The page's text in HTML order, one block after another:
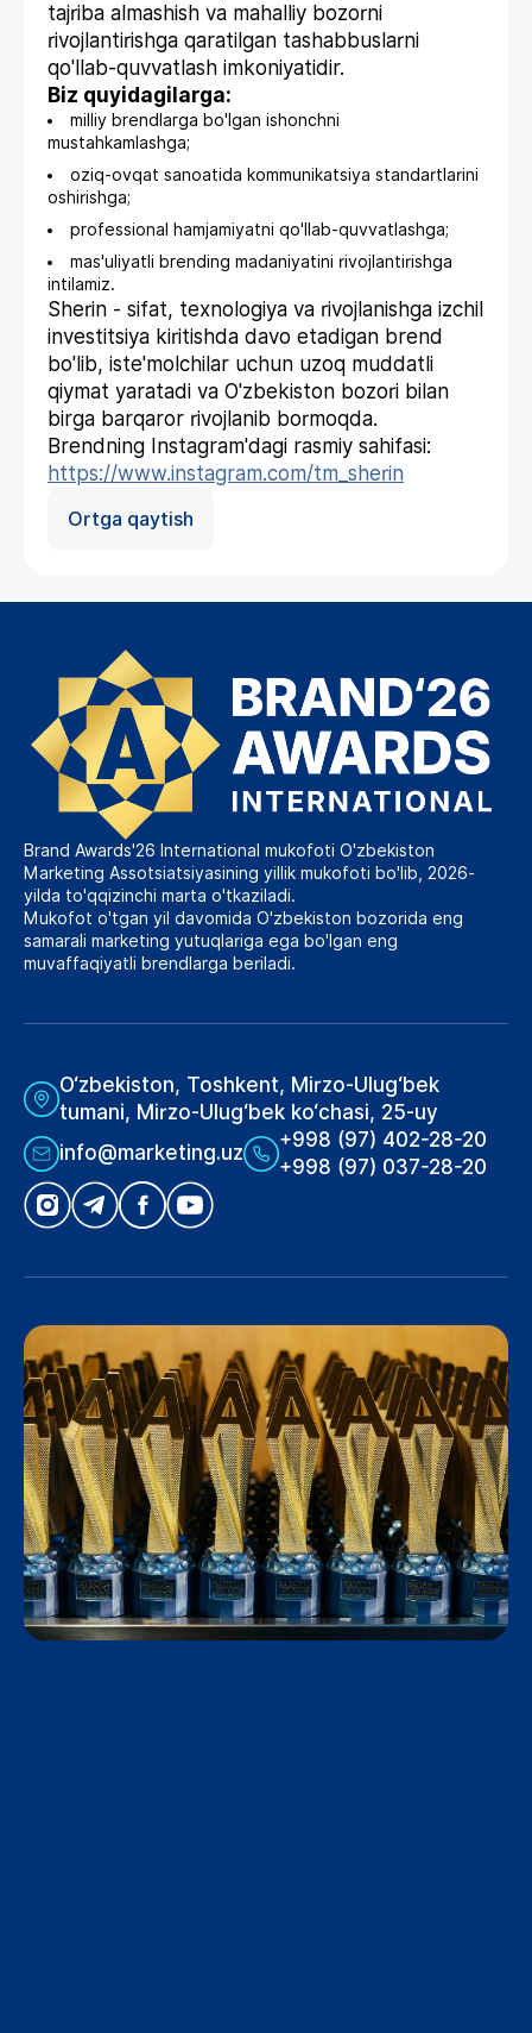
tajriba almashish va mahalliy bozorni
rivojlantirishga qaratilgan tashabbuslarni
qo'llab-quvvatlash imkoniyatidir.
Biz quyidagilarga:
milliy brendlarga bo'lgan ishonchni
mustahkamlashga;
oziq-ovqat sanoatida kommunikatsiya standartlarini
oshirishga;
professional hamjamiyatni qo'llab-quvvatlashga;
mas'uliyatli brending madaniyatini rivojlantirishga
intilamiz.
Sherin - sifat, texnologiya va rivojlanishga izchil
investitsiya kiritishda davo etadigan brend
bo'lib, iste'molchilar uchun uzoq muddatli
qiymat yaratadi va O'zbekiston bozori bilan
birga barqaror rivojlanib bormoqda.
Brendning Instagram'dagi rasmiy sahifasi:
https://www.instagram.com/tm_sherin
Ortga qaytish
Brand Awards'26 International mukofoti O'zbekiston
Marketing Assotsiatsiyasining yillik mukofoti bo'lib, 2026-
yilda to'qqizinchi marta o'tkaziladi.
Mukofot o'tgan yil davomida O'zbekiston bozorida eng
samarali marketing yutuqlariga ega bo'lgan eng
muvaffaqiyatli brendlarga beriladi.
O‘zbekiston, Toshkent, Mirzo-Ulug‘bek
tumani, Mirzo-Ulug‘bek ko‘chasi, 25-uy
info@marketing.uz
+998 (97) 402-28-20
+998 (97) 037-28-20